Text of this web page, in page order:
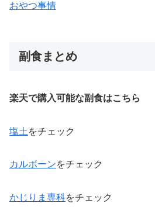
おやつ事情
副食まとめ
楽天で購入可能な副食はこちら
塩土 をチェック
カルボーンをチェック
かじりま専科をチェック